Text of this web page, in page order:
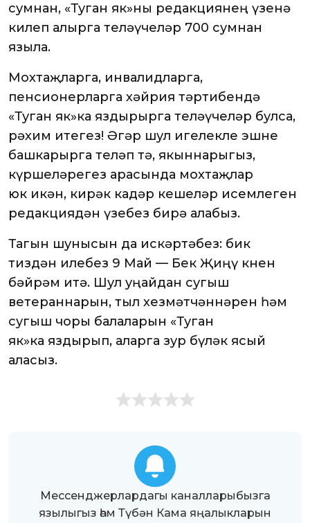
сумнан, «Туган як»ны редакциянең үзенә
килеп алырга теләүчеләр 700 сумнан
языла.
Мохтаҗларга, инвалидларга,
пенсионерларга хәйрия тәртибендә
«Туган як»ка яздырырга теләүчеләр булса,
рәхим итегез! Әгәр шул игелекле эшне
башкарырга теләп тә, якыннарыгыз,
күршеләрегез арасында мохтаҗлар
юк икән, кирәк кадәр кешеләр исемлеген
редакциядән үзебез бирә алабыз.
Тагын шунысын да искәртәбез: бик
тиздән илебез 9 Май — Бөек Җиңү көнен
бәйрәм итә. Шул уңайдан сугыш
ветераннарын, тыл хезмәтчәннәрен һәм
сугыш чоры балаларын «Туган
як»ка яздырып, аларга зур бүләк ясый
аласыз.
Мессенджерлардагы каналларыбызга
язылыгыз һәм Түбән Кама яңалыкларын